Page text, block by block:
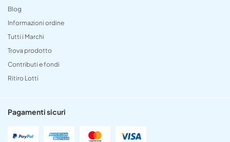
Blog
Informazioni ordine
Tutti i Marchi
Trova prodotto
Contributi e fondi
Ritiro Lotti
Pagamenti sicuri